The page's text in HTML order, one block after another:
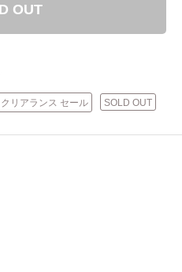
OUT
クリアランス セール SOLD OUT